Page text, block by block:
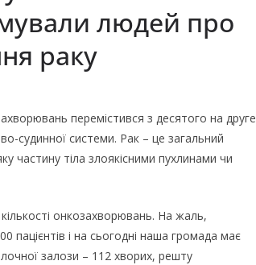
людей про
раку
перемістився з десятого на друге
судинної системи. Рак – це загальний
частину тіла злоякісними пухлинами чи
онкозахворювань. На жаль,
і на сьогодні наша громада має
залози – 112 хворих, решту